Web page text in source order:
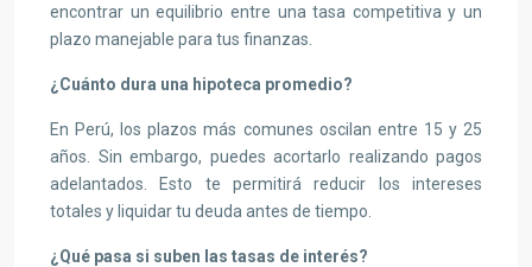
encontrar un equilibrio entre una tasa competitiva y un
plazo manejable para tus finanzas.
¿ Cuánto dura una hipoteca promedio?
En Perú, los plazos más comunes oscilan entre 15 y 25
años. Sin embargo, puedes acortarlo realizando pagos
adelantados. Esto te permitirá reducir los intereses
totales y liquidar tu deuda antes de tiempo.
¿ Qué pasa si suben las tasas de interés?